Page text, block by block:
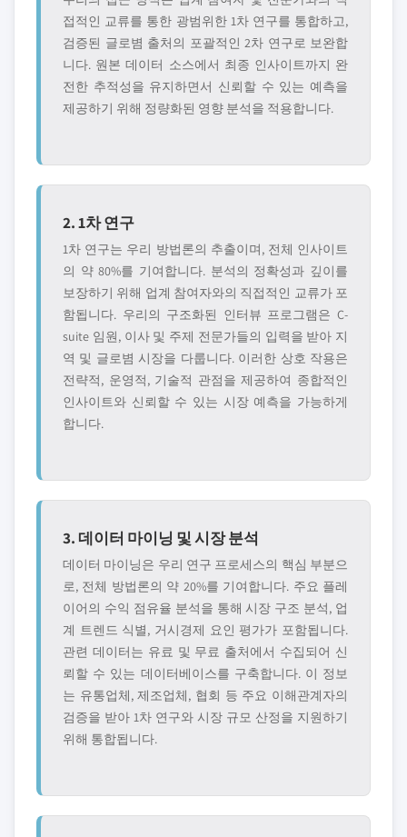
접적인 교류를 통한 광범위한 1차 연구를 통합하고,
검증된 글로볌 출처의 포괄적인 2차 연구로 보완합
니다. 원본 데이터 소스에서 최종 인사이트까지 완
전한 추적성을 유지하면서 신뢰할 수 있는 예측을
제공하기 위해 정량화된 영향 분석을 적용합니다.
2. 1차 연구
1차 연구는 우리 방법론의 추출이며, 전체 인사이트
의 약 80%를 기여합니다. 분석의 정확성과 깊이를
보장하기 위해 업계 참여자와의 직접적인 교류가 포
함됩니다. 우리의 구조화된 인터뷰 프로그램은 C-
suite 임원, 이사 및 주제 전문가들의 입력을 받아 지
역 및 글로볌 시장을 다룹니다. 이러한 상호 작용은
전략적, 운영적, 기술적 관점을 제공하여 종합적인
인사이트와 신뢰할 수 있는 시장 예측을 가능하게
합니다.
3. 데이터 마이닝 및 시장 분석
데이터 마이닝은 우리 연구 프로세스의 핵심 부분으
로, 전체 방법론의 약 20%를 기여합니다. 주요 플레
이어의 수익 점유율 분석을 통해 시장 구조 분석, 업
계 트렌드 식별, 거시경제 요인 평가가 포함됩니다.
관련 데이터는 유료 및 무료 출처에서 수집되어 신
뢰할 수 있는 데이터베이스를 구축합니다. 이 정보
는 유통업체, 제조업체, 협회 등 주요 이해관계자의
검증을 받아 1차 연구와 시장 규모 산정을 지원하기
위해 통합됩니다.